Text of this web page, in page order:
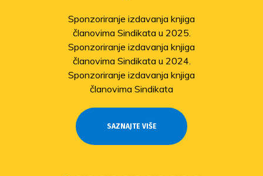
Sponzoriranje izdavanja knjiga
članovima Sindikata u 2025.
Sponzoriranje izdavanja knjiga
članovima Sindikata u 2024.
Sponzoriranje izdavanja knjiga
članovima Sindikata
SAZNAJTE VIŠE